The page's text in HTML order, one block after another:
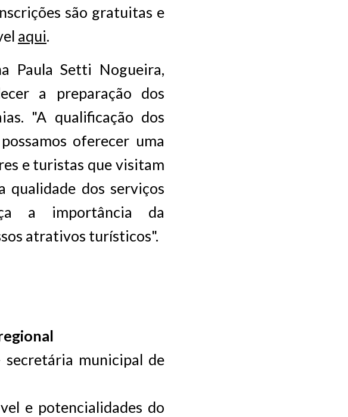
são gratuitas e
aqui.
Paula Setti Nogueira,
a preparação dos
"A qualificação dos
oferecer uma
e turistas que visitam
qualidade dos serviços
a importância da
atrativos turísticos".
secretária municipal de
e potencialidades do